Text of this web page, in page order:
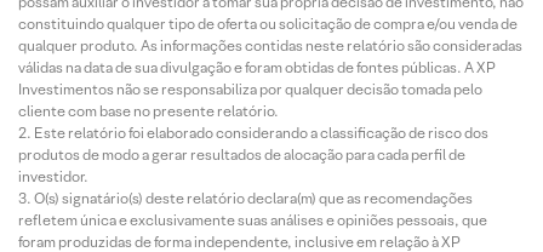
constituindo qualquer tipo de oferta ou solicitação de compra e/ou venda de
qualquer produto. As informações contidas neste relatório são consideradas
válidas na data de sua divulgação e foram obtidas de fontes públicas. A XP
Investimentos não se responsabiliza por qualquer decisão tomada pelo
cliente com base no presente relatório.
Este relatório foi elaborado considerando a classificação de risco dos
produtos de modo a gerar resultados de alocação para cada perfil de
investidor.
O(s) signatário(s) deste relatório declara(m) que as recomendações
refletem única e exclusivamente suas análises e opiniões pessoais, que
foram produzidas de forma independente, inclusive em relação à XP